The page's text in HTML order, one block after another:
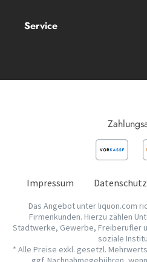
Service
Impressum Datenschutz
Das Angebot unter liquon.com
Firmenkunden. Hierzu zählen
Stadtwerke, Gewerbe, Freiberufler
soziale
* Alle Preise exkl. gesetzl.